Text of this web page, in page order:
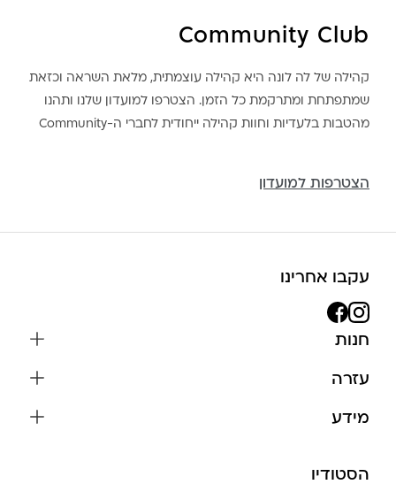
Community Club
קהילה של לה לונה היא קהילה עוצמתית, מלאת השראה וכזאת
שמתפתחת ומתרקמת כל הזמן. הצטרפו למועדון שלנו ותהנו
מהטבות בלעדיות וחוות קהילה ייחודית לחברי ה-Community
הצטרפות למועדון
עקבו אחרינו
חנות
צמידים
בגדים
עזרה
מידע
שמירה על התכשיטים
הסטודיו